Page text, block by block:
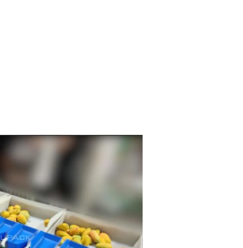
300 बीपीएम
7 ̊ रंगीन टच स्क्रीन